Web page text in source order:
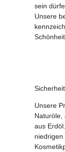
sein
Unsere
Unsere
Naturöle,
aus